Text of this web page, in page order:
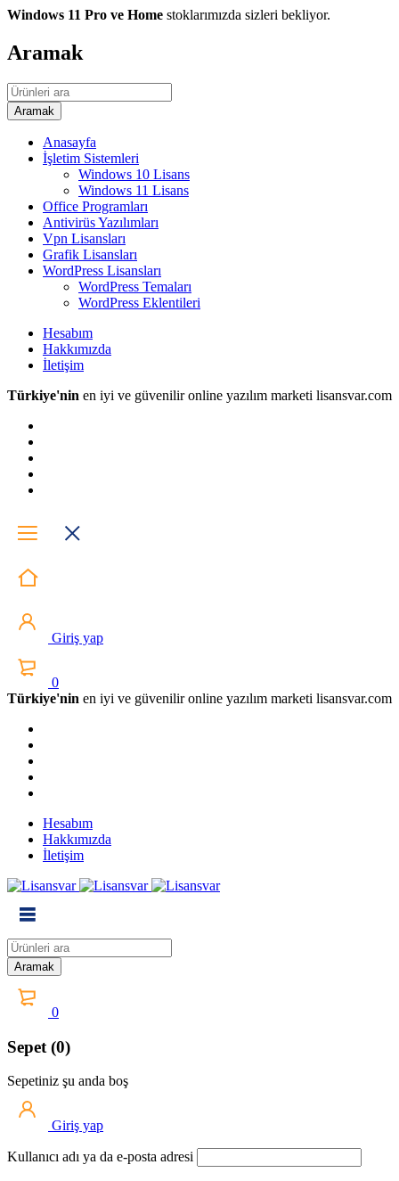
Windows 11 Pro ve Home stoklarımızda sizleri bekliyor.
Aramak
Anasayfa
İşletim Sistemleri
Windows 10 Lisans
Windows 11 Lisans
Office Programları
Antivirüs Yazılımları
Vpn Lisansları
Grafik Lisansları
WordPress Lisansları
WordPress Temaları
WordPress Eklentileri
Hesabım
Hakkımızda
İletişim
Türkiye'nin en iyi ve güvenilir online yazılım marketi lisansvar.com
Giriş yap
0
Türkiye'nin en iyi ve güvenilir online yazılım marketi lisansvar.com
Hesabım
Hakkımızda
İletişim
0
Sepet (0)
Sepetiniz şu anda boş
Giriş yap
Kullanıcı adı ya da e-posta adresi